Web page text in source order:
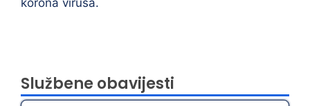
korona virusa.
Službene obavijesti